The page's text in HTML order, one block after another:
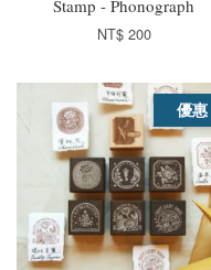
Stamp - Phonograph
NT$ 200
優惠